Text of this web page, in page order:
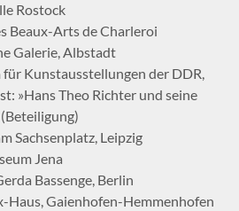
Rostock
Beaux-Arts de Charleroi
Galerie, Albstadt
Kunstausstellungen der DDR,
»Hans Theo Richter und seine
Sachsenplatz, Leipzig
Jena
Bassenge, Berlin
Gaienhofen-Hemmenhofen